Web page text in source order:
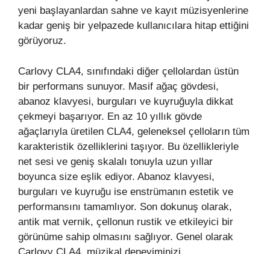
yeni başlayanlardan sahne ve kayıt müzisyenlerine
kadar geniş bir yelpazede kullanıcılara hitap ettiğini
görüyoruz.
Carlovy CLA4, sınıfındaki diğer çellolardan üstün
bir performans sunuyor. Masif ağaç gövdesi,
abanoz klavyesi, burguları ve kuyruğuyla dikkat
çekmeyi başarıyor. En az 10 yıllık gövde
ağaçlarıyla üretilen CLA4, geleneksel çelloların tüm
karakteristik özelliklerini taşıyor. Bu özellikleriyle
net sesi ve geniş skalalı tonuyla uzun yıllar
boyunca size eşlik ediyor. Abanoz klavyesi,
burguları ve kuyruğu ise enstrümanın estetik ve
performansını tamamlıyor. Son dokunuş olarak,
antik mat vernik, çellonun rustik ve etkileyici bir
görünüme sahip olmasını sağlıyor. Genel olarak
Carlovy CLA4, müzikal deneyiminizi